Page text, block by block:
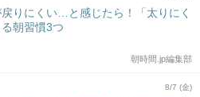
りにくい…と感じたら！「太りにく
朝習慣3つ
朝時間.jp編集部
8/7 (金)